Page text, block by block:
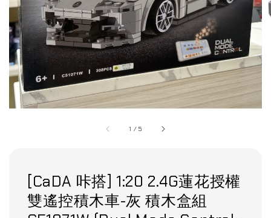
1 /5
[CaDA 咔搭] 1:20 2.4G蓮花授權
雙遙控積木車-灰 積木盒組